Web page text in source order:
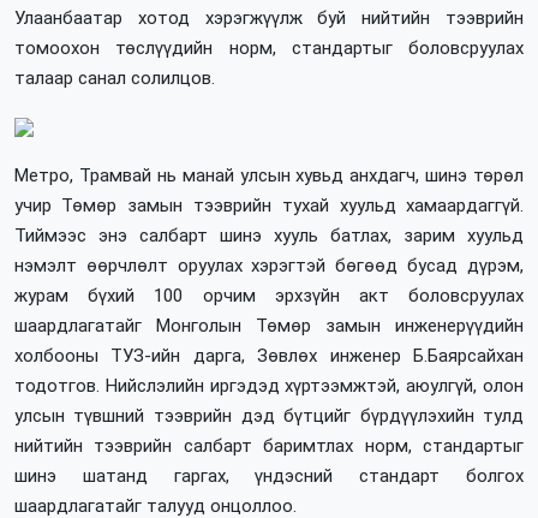
Улаанбаатар хотод хэрэгжүүлж буй нийтийн тээврийн
томоохон төслүүдийн норм, стандартыг боловсруулах
талаар санал солилцов.
Метро, Трамвай нь манай улсын хувьд анхдагч, шинэ төрөл
учир Төмөр замын тээврийн тухай хуульд хамаардаггүй.
Тиймээс энэ салбарт шинэ хууль батлах, зарим хуульд
нэмэлт өөрчлөлт оруулах хэрэгтэй бөгөөд бусад дүрэм,
журам бүхий 100 орчим эрхзүйн акт боловсруулах
шаардлагатайг Монголын Төмөр замын инженерүүдийн
холбооны ТУЗ-ийн дарга, Зөвлөх инженер Б.Баярсайхан
тодотгов. Нийслэлийн иргэдэд хүртээмжтэй, аюулгүй, олон
улсын түвшний тээврийн дэд бүтцийг бүрдүүлэхийн тулд
нийтийн тээврийн салбарт баримтлах норм, стандартыг
шинэ шатанд гаргах, үндэсний стандарт болгох
шаардлагатайг талууд онцоллоо.